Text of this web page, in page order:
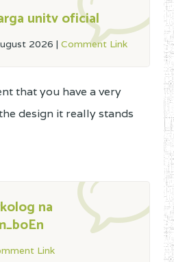
unitv oficial
2026 | Comment Link
that you have a very
design it really stands
na
Link